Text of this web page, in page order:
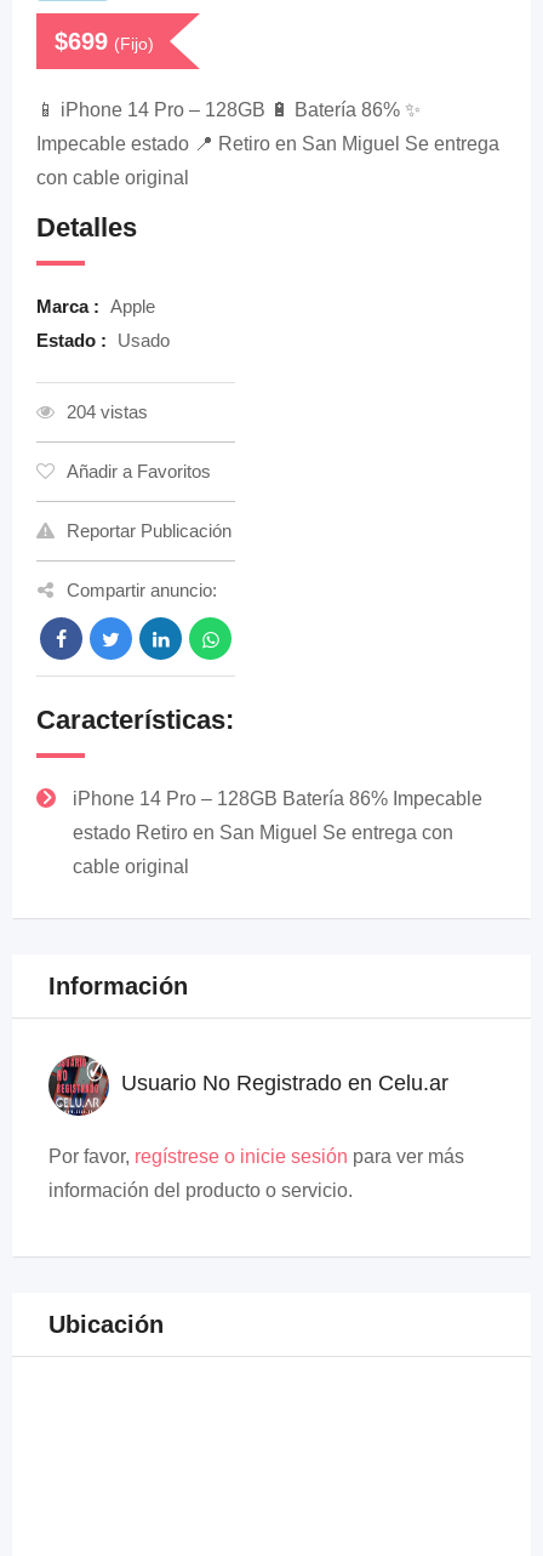
$699 (Fijo)
📱 iPhone 14 Pro – 128GB 🔋 Batería 86% ✨
Impecable estado 📍 Retiro en San Miguel Se entrega
con cable original
Detalles
Marca : Apple
Estado :
Usado
204 vistas
Añadir a Favoritos
Reportar Publicación
Compartir anuncio:
Características:
iPhone 14 Pro – 128GB Batería 86% Impecable
estado Retiro en San Miguel Se entrega con
cable original
Información
Usuario No Registrado en Celu.ar
Por favor, regístrese o inicie sesión para ver más
información del producto o servicio.
Ubicación